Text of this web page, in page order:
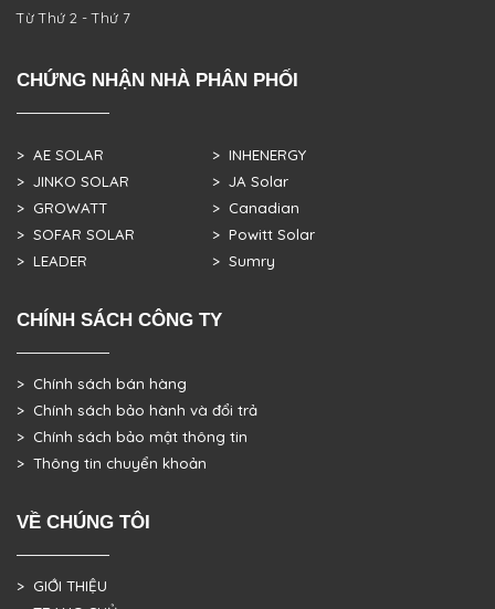
Từ Thứ 2 - Thứ 7
CHỨNG NHẬN NHÀ PHÂN PHỐI
> AE SOLAR
> JINKO SOLAR
> GROWATT
> SOFAR SOLAR
> LEADER
> INHENERGY
> JA Solar
> Canadian
> Powitt Solar
> Sumry
CHÍNH SÁCH CÔNG TY
> Chính sách bán hàng
> Chính sách bảo hành và đổi trả
> Chính sách bảo mật thông tin
> Thông tin chuyển khoản
VỀ CHÚNG TÔI
> GIỚI THIỆU